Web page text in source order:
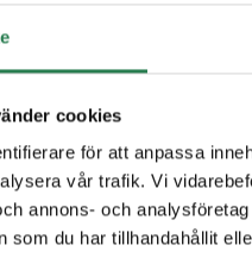
cookies
för att anpassa
vår trafik. Vi
annons- och
som du har tillhandahållit
materiella saker
på ditt företag /